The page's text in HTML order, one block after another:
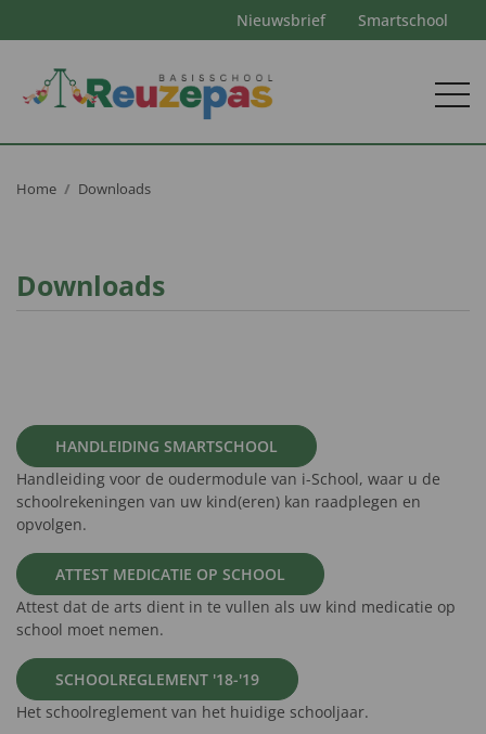
Nieuwsbrief Smartschool
Home Downloads
Downloads
HANDLEIDING SMARTSCHOOL
Handleiding voor de oudermodule van i-School, waar u de
schoolrekeningen van uw kind(eren) kan raadplegen en
opvolgen.
ATTEST MEDICATIE OP SCHOOL
Attest dat de arts dient in te vullen als uw kind medicatie op
school moet nemen.
SCHOOLREGLEMENT '18-'19
Het schoolreglement van het huidige schooljaar.